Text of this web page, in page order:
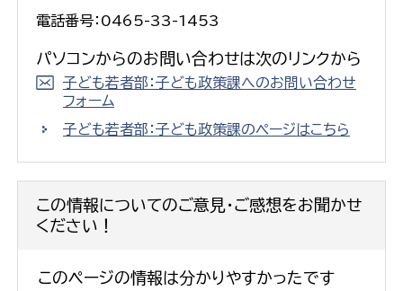
電話番号：0465-33-1453
パソコンからのお問い合わせは次のリンクから
子ども若者部：子ども政策課へのお問い合わせ
フォーム
子ども若者部：子ども政策課のページはこちら
この情報についてのご意見・ご感想をお聞かせ
ください！
このページの情報は分かりやすかったです